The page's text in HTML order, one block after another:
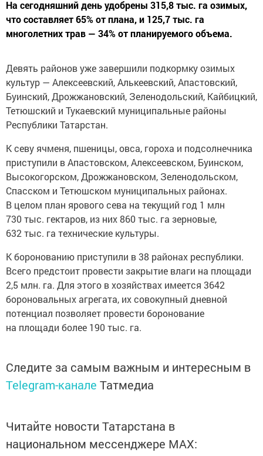
На сегодняшний день удобрены 315,8 тыс. га озимых,
что составляет 65% от плана, и 125,7 тыс. га
многолетних трав — 34% от планируемого объема.
Девять районов уже завершили подкормку озимых
культур — Алексеевский, Алькеевский, Апастовский,
Буинский, Дрожжановский, Зеленодольский, Кайбицкий,
Тетюшский и Тукаевский муниципальные районы
Республики Татарстан.
К севу ячменя, пшеницы, овса, гороха и подсолнечника
приступили в Апастовском, Алексеевском, Буинском,
Высокогорском, Дрожжановском, Зеленодольском,
Спасском и Тетюшском муниципальных районах.
В целом план ярового сева на текущий год 1 млн
730 тыс. гектаров, из них 860 тыс. га зерновые,
632 тыс. га технические культуры.
К боронованию приступили в 38 районах республики.
Всего предстоит провести закрытие влаги на площади
2,5 млн. га. Для этого в хозяйствах имеется 3642
бороновальных агрегата, их совокупный дневной
потенциал позволяет провести боронование
на площади более 190 тыс. га.
Следите за самым важным и интересным в
Telegram-канале Татмедиа
Читайте новости Татарстана в
национальном мессенджере MАХ: